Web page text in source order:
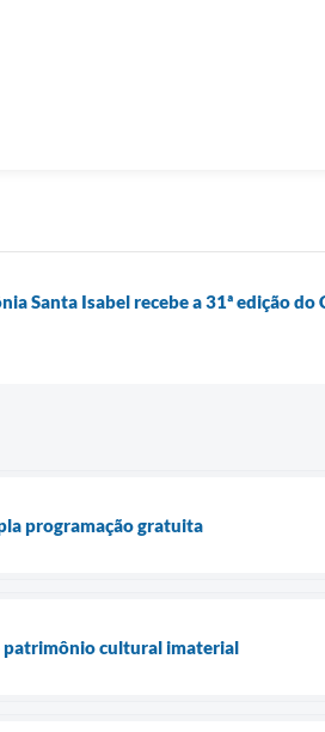
Santa Isabel recebe a 31ª edição
programação gratuita
patrimônio cultural imaterial